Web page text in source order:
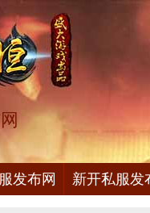
发布网 新开私服发